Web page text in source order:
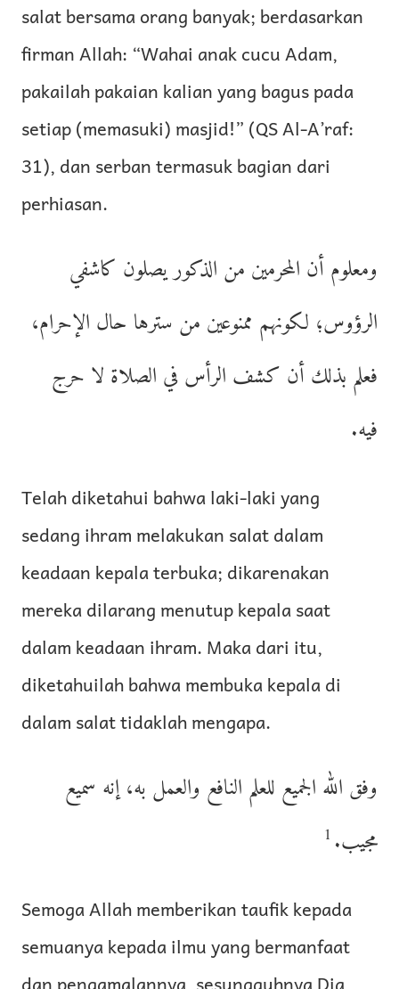
salat bersama orang banyak; berdasarkan
firman Allah: “Wahai anak cucu Adam,
pakailah pakaian kalian yang bagus pada
setiap (memasuki) masjid!” (QS Al-A’raf:
31), dan serban termasuk bagian dari
perhiasan.
ومعلوم أن المحرمين من الذكور يصلون كاشفي
الرؤوس؛ لكونهم ممنوعين من سترها حال الإحرام،
فعلم بذلك أن كشف الرأس في الصلاة لا حرج
فيه.
Telah diketahui bahwa laki-laki yang
sedang ihram melakukan salat dalam
keadaan kepala terbuka; dikarenakan
mereka dilarang menutup kepala saat
dalam keadaan ihram. Maka dari itu,
diketahuilah bahwa membuka kepala di
dalam salat tidaklah mengapa.
وفق الله الجميع للعلم النافع والعمل به، إنه سميع
مجيب.1
Semoga Allah memberikan taufik kepada
semuanya kepada ilmu yang bermanfaat